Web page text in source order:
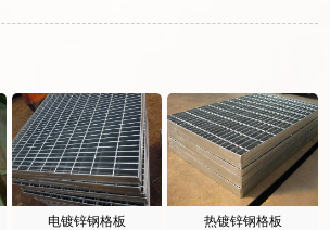
电镀锌钢格板 热镀锌钢格板